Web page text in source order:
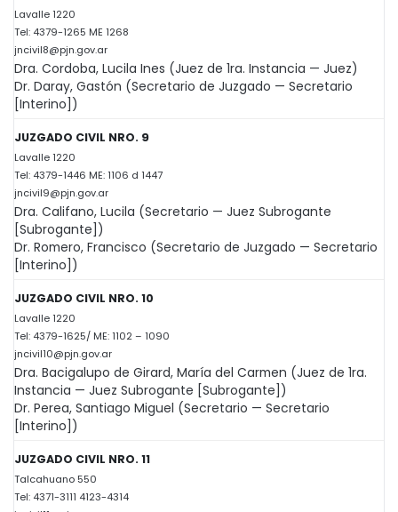
Lavalle 1220
Tel: 4379-1265 ME 1268
jncivil8@pjn.gov.ar
Dra. Cordoba, Lucila Ines (Juez de 1ra. Instancia — Juez)
Dr. Daray, Gastón (Secretario de Juzgado — Secretario
[Interino])
JUZGADO CIVIL NRO. 9
Lavalle 1220
Tel: 4379-1446 ME: 1106 d 1447
jncivil9@pjn.gov.ar
Dra. Califano, Lucila (Secretario — Juez Subrogante
[Subrogante])
Dr. Romero, Francisco (Secretario de Juzgado — Secretario
[Interino])
JUZGADO CIVIL NRO. 10
Lavalle 1220
Tel: 4379-1625/ ME: 1102 – 1090
jncivil10@pjn.gov.ar
Dra. Bacigalupo de Girard, María del Carmen (Juez de 1ra.
Instancia — Juez Subrogante [Subrogante])
Dr. Perea, Santiago Miguel (Secretario — Secretario
[Interino])
JUZGADO CIVIL NRO. 11
Talcahuano 550
Tel: 4371-3111 4123-4314